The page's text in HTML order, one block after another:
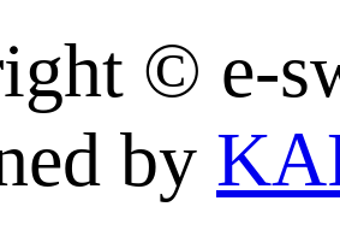
© e-
by